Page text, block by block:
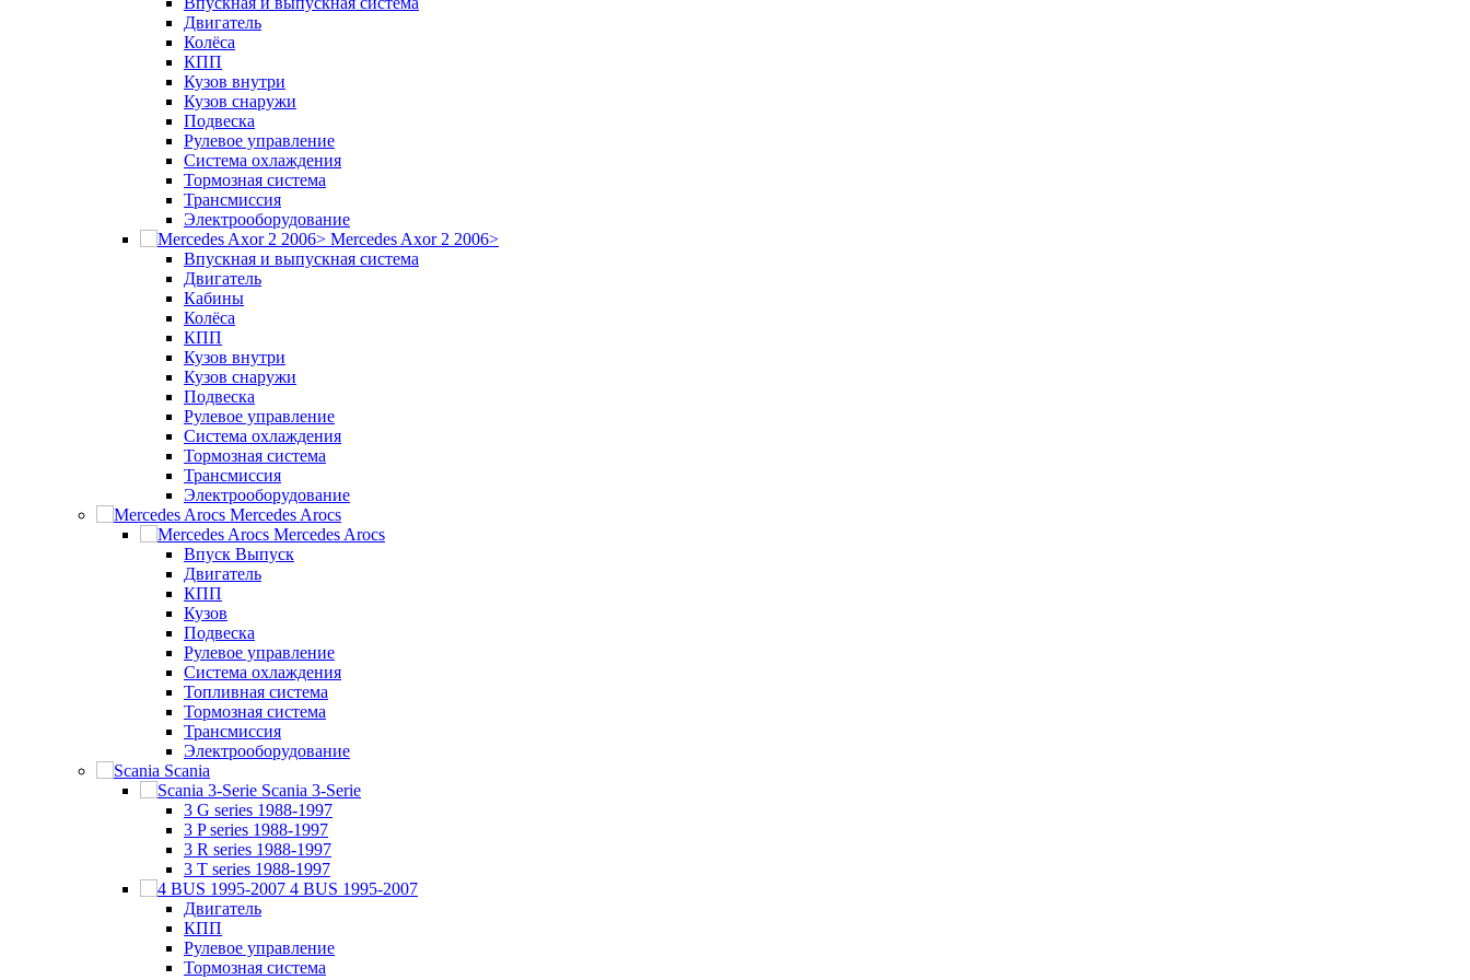
Двигатель
Колёса
КПП
Кузов внутри
Кузов снаружи
Подвеска
Рулевое управление
Система охлаждения
Тормозная система
Трансмиссия
Электрооборудование
Mercedes Axor 2 2006>
Впускная и выпускная система
Двигатель
Кабины
Колёса
КПП
Кузов внутри
Кузов снаружи
Подвеска
Рулевое управление
Система охлаждения
Тормозная система
Трансмиссия
Электрооборудование
Mercedes Arocs
Mercedes Arocs
Впуск Выпуск
Двигатель
КПП
Кузов
Подвеска
Рулевое управление
Система охлаждения
Топливная система
Тормозная система
Трансмиссия
Электрооборудование
Scania
Scania 3-Serie
3 G series 1988-1997
3 P series 1988-1997
3 R series 1988-1997
3 T series 1988-1997
4 BUS 1995-2007
Двигатель
КПП
Рулевое управление
Тормозная система